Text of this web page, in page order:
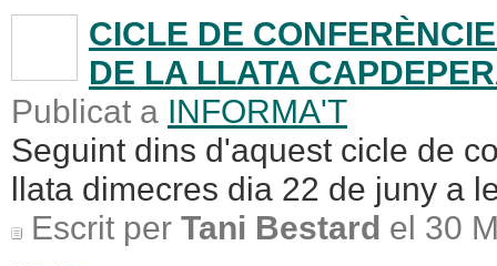
CICLE DE
DE LA LLATA
Publicat a INFORMA'T
Seguint dins d'aquest cicle de
llata dimecres dia 22 de juny a
Escrit per Tani Bestard el 30